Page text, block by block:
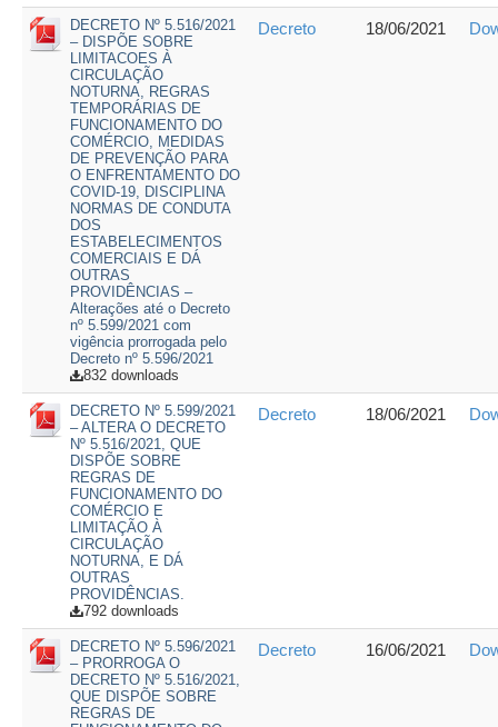
DECRETO Nº 5.516/2021
– DISPÕE SOBRE
LIMITACOES À
CIRCULAÇÃO
NOTURNA, REGRAS
TEMPORÁRIAS DE
FUNCIONAMENTO DO
COMÉRCIO, MEDIDAS
DE PREVENÇÃO PARA
O ENFRENTAMENTO DO
COVID-19, DISCIPLINA
NORMAS DE CONDUTA
DOS
ESTABELECIMENTOS
COMERCIAIS E DÁ
OUTRAS
PROVIDÊNCIAS –
Alterações até o Decreto
nº 5.599/2021 com
vigência prorrogada pelo
Decreto nº 5.596/2021
832 downloads
Decreto 18/06/2021
DECRETO Nº 5.599/2021
– ALTERA O DECRETO
Nº 5.516/2021, QUE
DISPÕE SOBRE
REGRAS DE
FUNCIONAMENTO DO
COMÉRCIO E
LIMITAÇÃO À
CIRCULAÇÃO
NOTURNA, E DÁ
OUTRAS
PROVIDÊNCIAS.
792 downloads
Decreto 18/06/2021
DECRETO Nº 5.596/2021
– PRORROGA O
DECRETO Nº 5.516/2021,
QUE DISPÕE SOBRE
REGRAS DE
Decreto 16/06/2021